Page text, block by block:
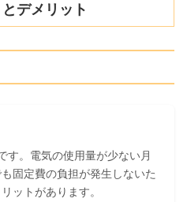
デメリット
す。電気の使用量が少ない月
固定費の負担が発生しないた
ットがあります。